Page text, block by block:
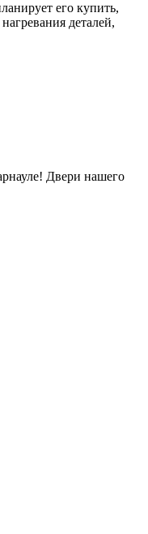
его купить,
деталей,
Двери нашего